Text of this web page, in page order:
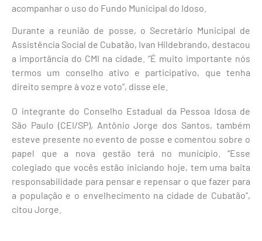
acompanhar o uso do Fundo Municipal do Idoso.
Durante a reunião de posse, o Secretário Municipal de
Assistência Social de Cubatão, Ivan Hildebrando, destacou
a importância do CMI na cidade. “É muito importante nós
termos um conselho ativo e participativo, que tenha
direito sempre à voz e voto”, disse ele.
O integrante do Conselho Estadual da Pessoa Idosa de
São Paulo (CEI/SP), Antônio Jorge dos Santos, também
esteve presente no evento de posse e comentou sobre o
papel que a nova gestão terá no município. “Esse
colegiado que vocês estão iniciando hoje, tem uma baita
responsabilidade para pensar e repensar o que fazer para
a população e o envelhecimento na cidade de Cubatão”,
citou Jorge.